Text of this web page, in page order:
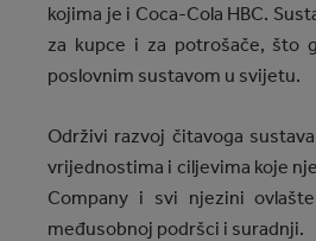
kojima je i Coca‑Cola HBC.
za kupce i za potrošače, što
poslovnim sustavom u svijetu.
Održivi razvoj čitavoga
vrijednostima i ciljevima koje
Company i svi njezini
međusobnoj podršci i suradnji.